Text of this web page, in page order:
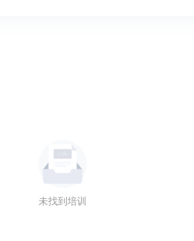
未找到培训